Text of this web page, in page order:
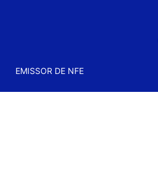
EMISSOR DE NFE